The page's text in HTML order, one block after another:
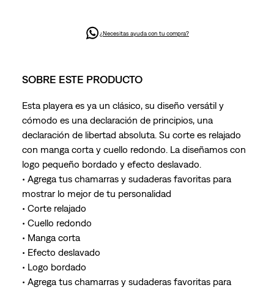
¿Necesitas ayuda con tu compra?
SOBRE ESTE PRODUCTO
Esta playera es ya un clásico, su diseño versátil y
cómodo es una declaración de principios, una
declaración de libertad absoluta. Su corte es relajado
con manga corta y cuello redondo. La diseñamos con
logo pequeño bordado y efecto deslavado.
• Agrega tus chamarras y sudaderas favoritas para
mostrar lo mejor de tu personalidad
• Corte relajado
• Cuello redondo
• Manga corta
• Efecto deslavado
• Logo bordado
• Agrega tus chamarras y sudaderas favoritas para